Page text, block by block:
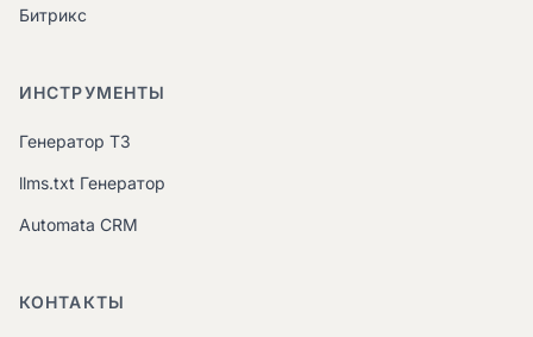
Битрикс
ИНСТРУМЕНТЫ
Генератор ТЗ
llms.txt Генератор
Automata CRM
КОНТАКТЫ